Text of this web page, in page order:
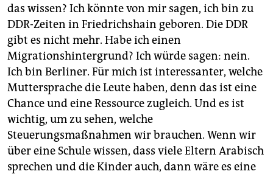
das wissen? Ich könnte von mir sagen, ich bin zu
DDR-Zeiten in Friedrichshain geboren. Die DDR
gibt es nicht mehr. Habe ich einen
Migrationshintergrund? Ich würde sagen: nein.
Ich bin Berliner. Für mich ist interessanter, welche
Muttersprache die Leute haben, denn das ist eine
Chance und eine Ressource zugleich. Und es ist
wichtig, um zu sehen, welche
Steuerungsmaßnahmen wir brauchen. Wenn wir
über eine Schule wissen, dass viele Eltern Arabisch
sprechen und die Kinder auch, dann wäre es eine